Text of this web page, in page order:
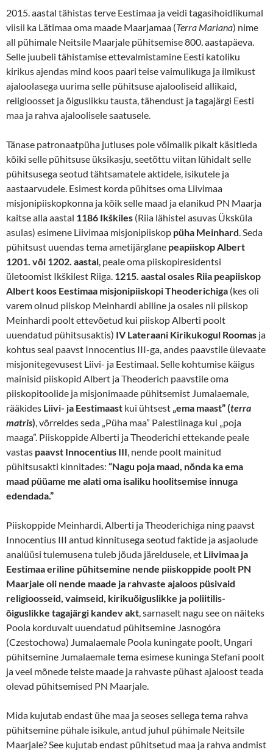
2015. aastal tähistas terve Eestimaa ja veidi tagasihoidlikumal
viisil ka Lätimaa oma maade Maarjamaa (Terra Mariana) nime
all pühimale Neitsile Maarjale pühitsemise 800. aastapäeva.
Selle juubeli tähistamise ettevalmistamine Eesti katoliku
kirikus ajendas mind koos paari teise vaimulikuga ja ilmikust
ajaloolasega uurima selle pühitsuse ajalooliseid allikaid,
religioosset ja õiguslikku tausta, tähendust ja tagajärgi Eesti
maa ja rahva ajaloolisele saatusele.
Tänase patronaatpüha jutluses pole võimalik pikalt käsitleda
kõiki selle pühitsuse üksikasju, seetõttu viitan lühidalt selle
pühitsusega seotud tähtsamatele aktidele, isikutele ja
aastaarvudele. Esimest korda pühitses oma Liivimaa
misjonipiiskopkonna ja kõik selle maad ja elanikud PN Maarja
kaitse alla aastal 1186 Ikškiles (Riia lähistel asuvas Üksküla
asulas) esimene Liivimaa misjonipiiskop püha Meinhard . Seda
pühitsust uuendas tema ametijärglane peapiiskop Albert
1201. või 1202. aastal , peale oma piiskopiresidentsi
ületoomist Ikškilest Riiga. 1215. aastal osales Riia peapiiskop
Albert koos Eestimaa misjonipiiskopi Theoderichiga (kes oli
varem olnud piiskop Meinhardi abiline ja osales nii piiskop
Meinhardi poolt ettevõetud kui piiskop Alberti poolt
uuendatud pühitsusaktis) IV Lateraani Kirikukogul Roomas ja
kohtus seal paavst Innocentius III-ga, andes paavstile ülevaate
misjonitegevusest Liivi- ja Eestimaal. Selle kohtumise käigus
mainisid piiskopid Albert ja Theoderich paavstile oma
piiskopitoolide ja misjonimaade pühitsemist Jumalaemale,
rääkides Liivi- ja Eestimaast kui ühtsest „ema maast” (terra
matris) , võrreldes seda „Püha maa” Palestiinaga kui „poja
maaga”. Piiskoppide Alberti ja Theoderichi ettekande peale
vastas paavst Innocentius III , nende poolt mainitud
pühitsusakti kinnitades: “Nagu poja maad, nõnda ka ema
maad püüame me alati oma isaliku hoolitsemise innuga
edendada.”
Piiskoppide Meinhardi, Alberti ja Theoderichiga ning paavst
Innocentius III antud kinnitusega seotud faktide ja asjaolude
analüüsi tulemusena tuleb jõuda järeldusele, et Liivimaa ja
Eestimaa eriline pühitsemine nende piiskoppide poolt PN
Maarjale oli nende maade ja rahvaste ajaloos püsivaid
religioosseid, vaimseid, kirikuõiguslikke ja poliitilis-
õiguslikke tagajärgi kandev akt , sarnaselt nagu see on näiteks
Poola korduvalt uuendatud pühitsemine Jasnogóra
(Czestochowa) Jumalaemale Poola kuningate poolt, Ungari
pühitsemine Jumalaemale tema esimese kuninga Stefani poolt
ja veel mõnede teiste maade ja rahvaste pühast ajaloost teada
olevad pühitsemised PN Maarjale.
Mida kujutab endast ühe maa ja seoses sellega tema rahva
pühitsemine pühale isikule, antud juhul pühimale Neitsile
Maarjale? See kujutab endast pühitsetud maa ja rahva andmist